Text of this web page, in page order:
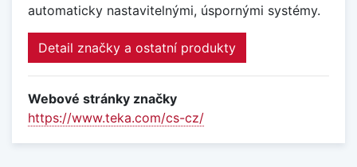
automaticky nastavitelnými, úspornými systémy.
Detail značky a ostatní produkty
Webové stránky značky
https://www.teka.com/cs-cz/